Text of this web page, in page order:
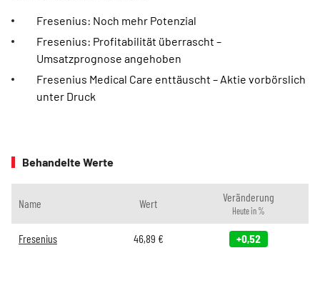
Fresenius: Noch mehr Potenzial
Fresenius: Profitabilität überrascht –
Umsatzprognose angehoben
Fresenius Medical Care enttäuscht – Aktie vorbörslich
unter Druck
Behandelte Werte
Name Wert Veränderung
Heute in %
Fresenius 46,89 € +0,52